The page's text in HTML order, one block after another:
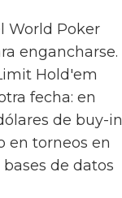
World Poker
engancharse.
Hold'em
fecha: en
de buy-in
en torneos en
de datos